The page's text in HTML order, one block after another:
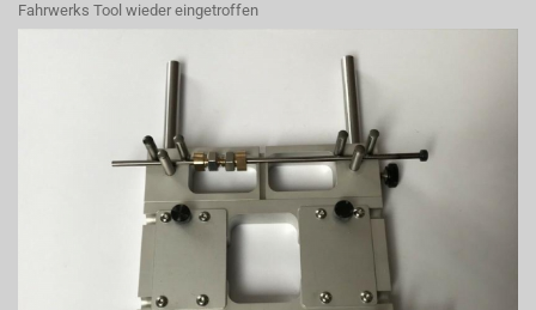
Fahrwerks Tool wieder eingetroffen